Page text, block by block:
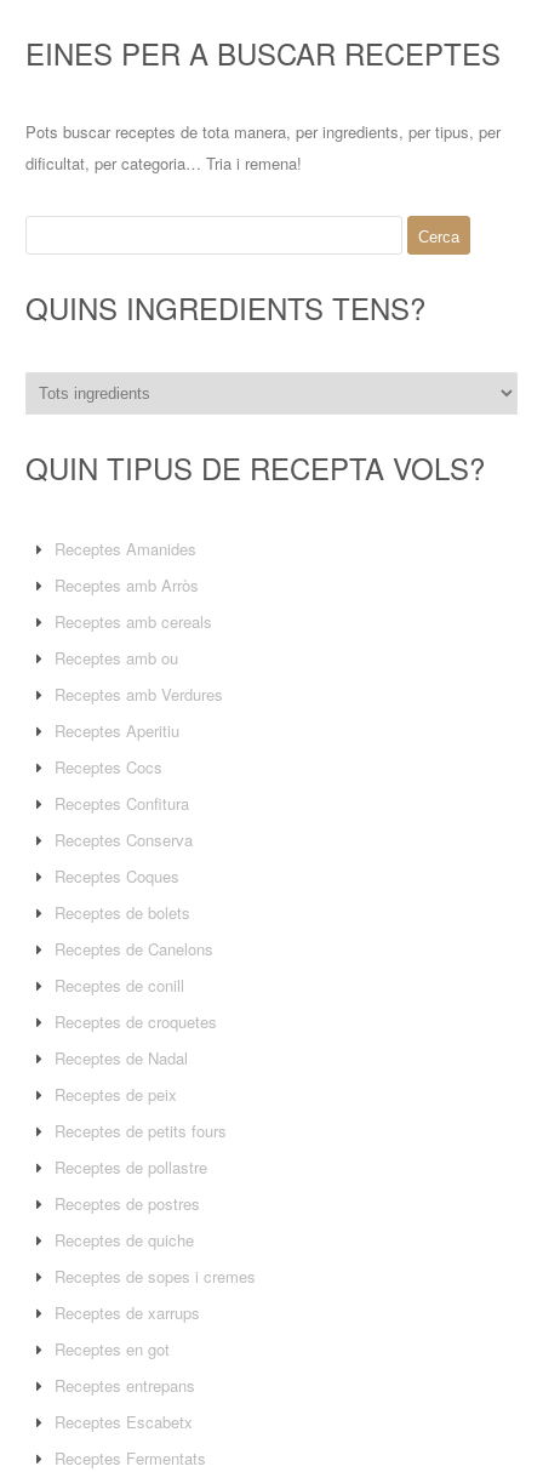
EINES PER A BUSCAR RECEPTES
Pots buscar receptes de tota manera, per ingredients, per tipus, per
dificultat, per categoria… Tria i remena!
QUINS INGREDIENTS TENS?
QUIN TIPUS DE RECEPTA VOLS?
Receptes Amanides
Receptes amb Arròs
Receptes amb cereals
Receptes amb ou
Receptes amb Verdures
Receptes Aperitiu
Receptes Cocs
Receptes Confitura
Receptes Conserva
Receptes Coques
Receptes de bolets
Receptes de Canelons
Receptes de conill
Receptes de croquetes
Receptes de Nadal
Receptes de peix
Receptes de petits fours
Receptes de pollastre
Receptes de postres
Receptes de quiche
Receptes de sopes i cremes
Receptes de xarrups
Receptes en got
Receptes entrepans
Receptes Escabetx
Receptes Fermentats